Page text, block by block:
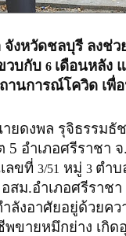
จังหวัดชลบุรี ลงช่
วบกับ 6 เดือนหลัง
นการณ์โควิด เพื่
ยดงพล รุจิธรรมธั
5 อำเภอศรีราชา
ลขที่ 3/51 หมู่ 3 ตำบ
สม.อำเภอศรีราช
ลังอาศัยอยู่ด้วยค
ขายหมึกย่าง เกิด